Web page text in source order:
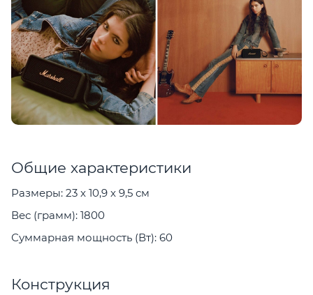
Общие характеристики
Размеры: 23 x 10,9 x 9,5 см
Вес (грамм): 1800
Суммарная мощность (Вт): 60
Конструкция